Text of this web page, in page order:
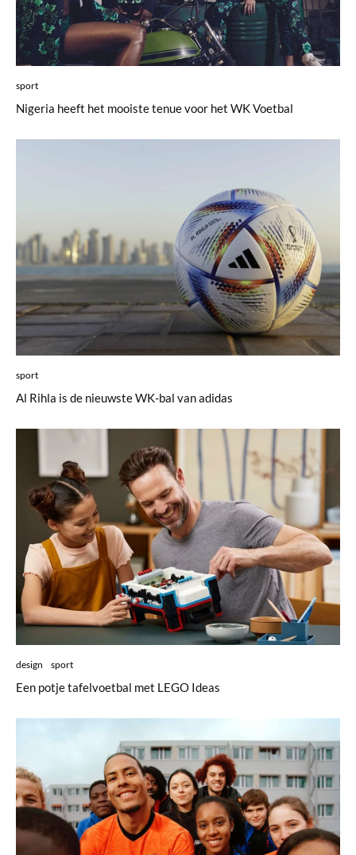
sport
Nigeria heeft het mooiste tenue voor het WK Voetbal
sport
Al Rihla is de nieuwste WK-bal van adidas
design sport
Een potje tafelvoetbal met LEGO Ideas